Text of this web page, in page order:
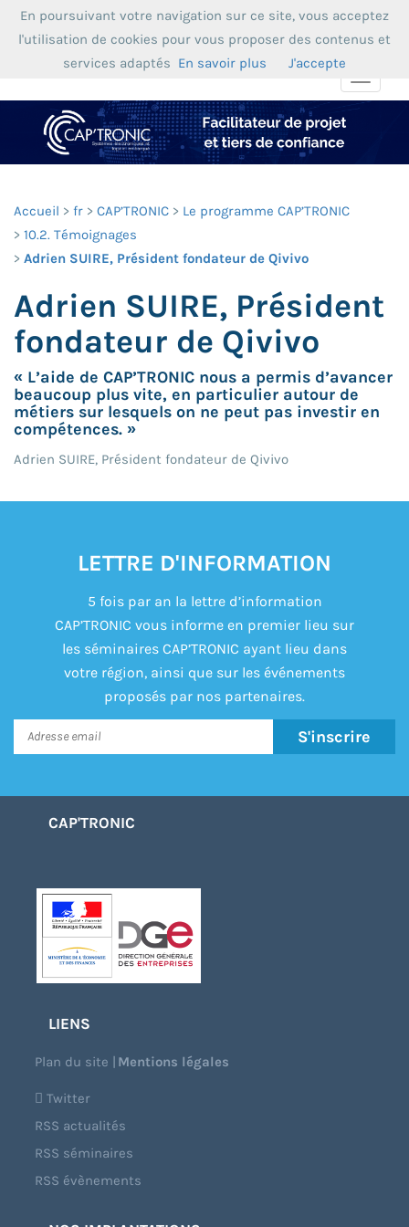
Toggle
Accueil fr CAP’TRONIC
Le programme CAP’TRONIC
10.2. Témoignages
Adrien SUIRE, Président fondateur de Qivivo
Adrien SUIRE, Président
fondateur de Qivivo
« L’aide de CAP’TRONIC nous a permis d’avancer
beaucoup plus vite, en particulier autour de
métiers sur lesquels on ne peut pas investir en
compétences. »
Adrien SUIRE, Président fondateur de Qivivo
LETTRE D'INFORMATION
5 fois par an la lettre d’information
CAP’TRONIC vous informe en premier lieu sur
les séminaires CAP’TRONIC ayant lieu dans
votre région, ainsi que sur les événements
proposés par nos partenaires.
S'inscrire
CAP'TRONIC
LIENS
Plan du site |Mentions légales
Twitter
RSS actualités
RSS séminaires
RSS évènements
En poursuivant votre navigation sur ce site, vous acceptez
l'utilisation de cookies pour vous proposer des contenus et
services adaptés En savoir plus J'accepte